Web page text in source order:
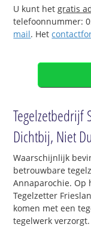
U kunt hetgratis
telefoonnummer:
mail. Het
Tegelzetbedrijf
Dichtbij, Niet
Waarschijnlijk
betrouwbare
Annaparochie. Op
Tegelzetter
komen met een
tegelwerk verzorgt.